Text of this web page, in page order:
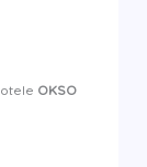
OKSO